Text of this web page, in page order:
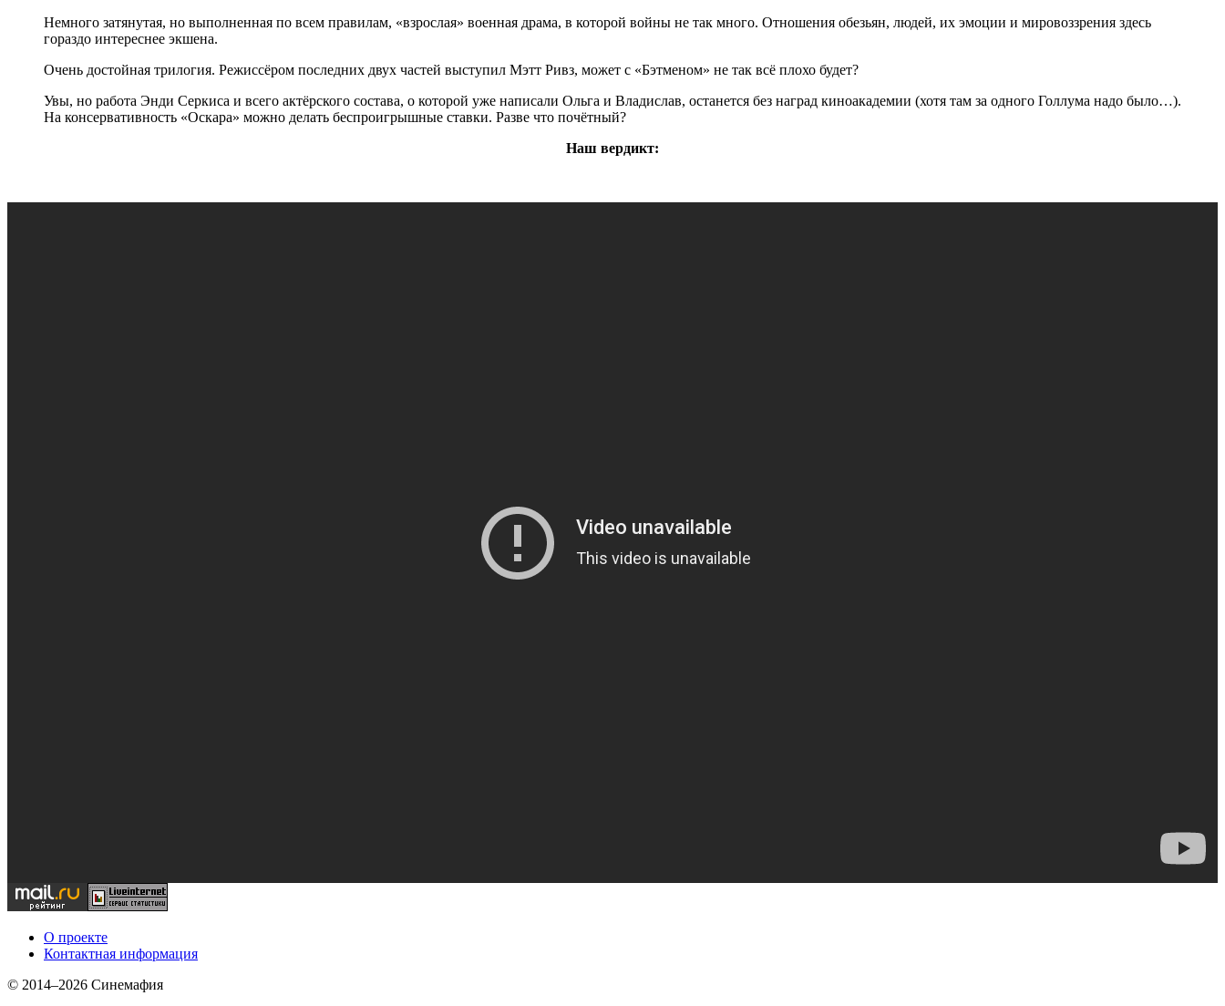
Немного затянутая, но выполненная по всем правилам, «взрослая» военная драма, в которой войны не так много. Отношения обезьян, людей, их эмоции и мировоззрения здесь
гораздо интереснее экшена.
Очень достойная трилогия. Режиссёром последних двух частей выступил Мэтт Ривз, может с «Бэтменом» не так всё плохо будет?
Увы, но работа Энди Серкиса и всего актёрского состава, о которой уже написали Ольга и Владислав, останется без наград киноакадемии (хотя там за одного Голлума надо было…).
На консервативность «Оскара» можно делать беспроигрышные ставки. Разве что почётный?
Наш вердикт:
О проекте
Контактная информация
© 2014–2026 Синемафия